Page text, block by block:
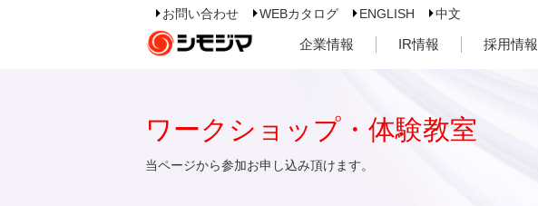
お問い合わせ WEBカタログ ENGLISH 中文
企業情報 IR情報 採用情報
ワークショップ・体験教室
当ページから参加お申し込み頂けます。